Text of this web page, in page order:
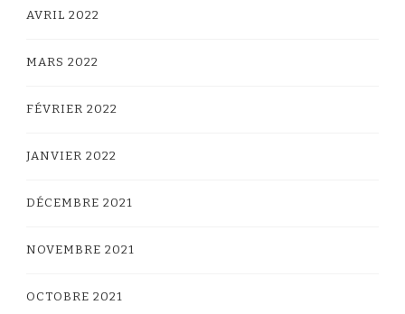
AVRIL 2022
MARS 2022
FÉVRIER 2022
JANVIER 2022
DÉCEMBRE 2021
NOVEMBRE 2021
OCTOBRE 2021